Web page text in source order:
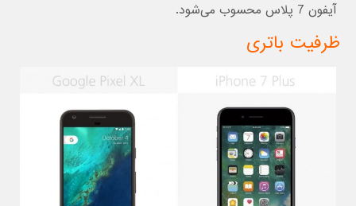
آیفون 7 پلاس محسوب می‌شود.
ظرفیت باتری